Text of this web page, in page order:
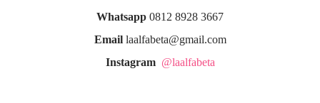
Whatsapp 0812 8928 3667
Emaillaalfabeta@gmail.com
Instagram @laalfabeta